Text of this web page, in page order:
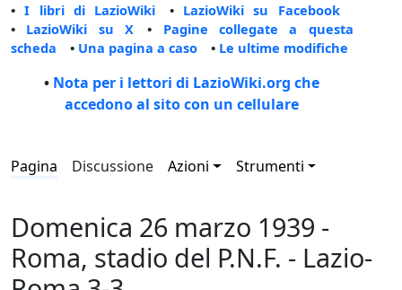
•I libri di LazioWiki • LazioWiki su Facebook
• LazioWiki su X • Pagine collegate a questa
scheda • Una pagina a caso • Le ultime modifiche
• Nota per i lettori di LazioWiki.org che
accedono al sito con un cellulare
Pagina Discussione Azioni Strumenti
Domenica 26 marzo 1939 -
Roma, stadio del P.N.F. - Lazio-